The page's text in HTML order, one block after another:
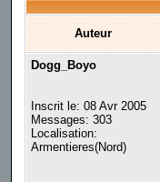
Auteur
Dogg_Boyo
Inscrit le: 08 Avr 2005
Messages: 303
Localisation:
Armentieres(Nord)